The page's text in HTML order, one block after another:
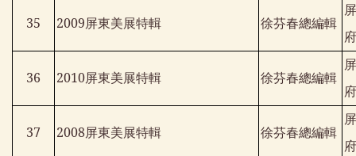
35 2009屏東美展特輯 徐芬春總編輯
36 2010屏東美展特輯 徐芬春總編輯
37 2008屏東美展特輯 徐芬春總編輯